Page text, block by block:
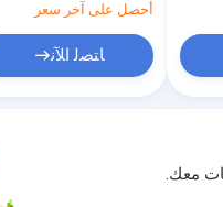
أحصل على آخر سعر
ﺎﺘﺼﻟ ﺍﻶﻧ
معك.